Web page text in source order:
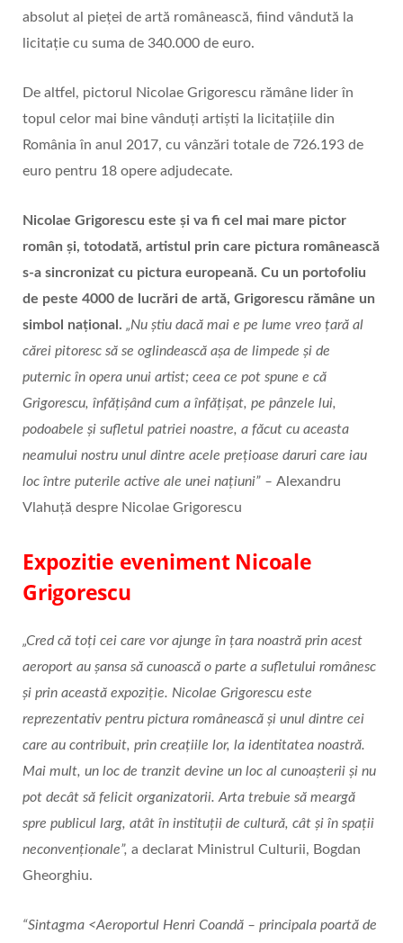
absolut al pieței de artă românească, fiind vândută la
licitație cu suma de 340.000 de euro.
De altfel, pictorul Nicolae Grigorescu rămâne lider în
topul celor mai bine vânduţi artişti la licitaţiile din
România în anul 2017, cu vânzări totale de 726.193 de
euro pentru 18 opere adjudecate.
Nicolae Grigorescu este și va fi cel mai mare pictor
român și, totodată, artistul prin care pictura românească
s-a sincronizat cu pictura europeană. Cu un portofoliu
de peste 4000 de lucrări de artă, Grigorescu rămâne un
simbol național. „Nu ştiu dacă mai e pe lume vreo ţară al
cărei pitoresc să se oglindească aşa de limpede şi de
puternic în opera unui artist; ceea ce pot spune e că
Grigorescu, înfăţişând cum a înfăţişat, pe pânzele lui,
podoabele şi sufletul patriei noastre, a făcut cu aceasta
neamului nostru unul dintre acele preţioase daruri care iau
loc între puterile active ale unei naţiuni” – Alexandru
Vlahuţă despre Nicolae Grigorescu
Expozitie eveniment Nicoale
Grigorescu
„Cred că toți cei care vor ajunge în țara noastră prin acest
aeroport au șansa să cunoască o parte a sufletului românesc
și prin această expoziție. Nicolae Grigorescu este
reprezentativ pentru pictura românească și unul dintre cei
care au contribuit, prin creațiile lor, la identitatea noastră.
Mai mult, un loc de tranzit devine un loc al cunoașterii și nu
pot decât să felicit organizatorii. Arta trebuie să meargă
spre publicul larg, atât în instituții de cultură, cât și în spații
neconvenționale”, a declarat Ministrul Culturii, Bogdan
Gheorghiu.
“Sintagma <Aeroportul Henri Coandă – principala poartă de